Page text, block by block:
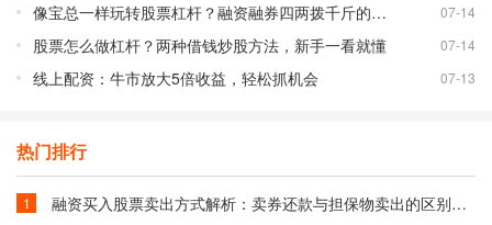
像宝总一样玩转股票杠杆？融资融券四两拨千斤的秘密 07-14
股票怎么做杠杆？两种借钱炒股方法，新手一看就懂 07-14
线上配资：牛市放大5倍收益，轻松抓机会 07-13
热门排行
1 融资买入股票卖出方式解析：卖券还款与担保物卖出的区别与选择